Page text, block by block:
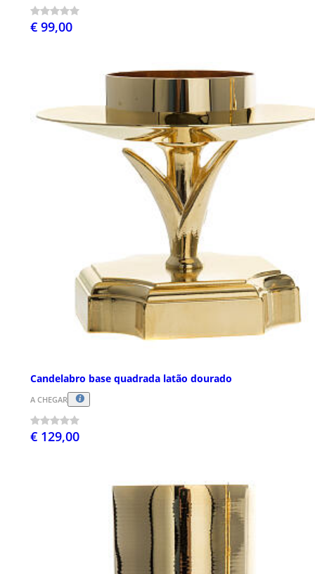
€ 99,00
Candelabro base quadrada latão dourado
A CHEGAR
€ 129,00